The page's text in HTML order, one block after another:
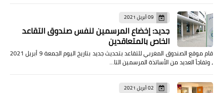
09 أبريل 2021
جديد: إخضاع المرسمين لنفس صندوق التقاعد
الخاص بالمتعاقدين
قام موقع الصندوق المغربي للتقاعد بتحديث جديد بتاريخ اليوم الجمعة 9 أبريل 2021
، وتفاجأ العديد من الأساتذة المرسمين التا…
02 أبريل 2021